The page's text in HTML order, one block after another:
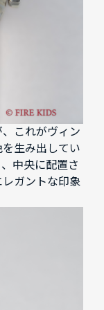
これがヴィン
生み出してい
中央に配置さ
ガントな印象